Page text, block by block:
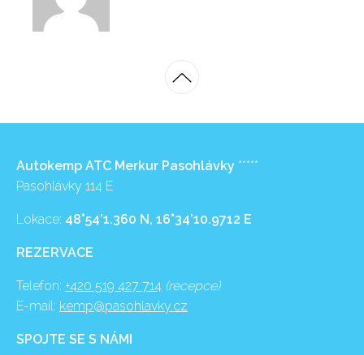
Autokemp ATC Merkur Pasohlávky *****
Pasohlávky 114 E
Lokace: 48°54’1.360 N, 16°34’10.9712 E
REZERVACE
Telefon: +420 519 427 714 (recepce)
E-mail: kemp@pasohlavky.cz
SPOJTE SE S NÁMI